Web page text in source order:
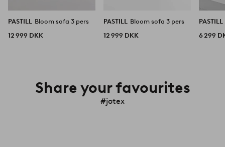
PASTILL
Bloom sofa 3 pers
12 999 DKK
PASTILL
Bloom sofa 3 pers
12 999 DKK
PASTILL
6 299
Share your favourites
#jotex